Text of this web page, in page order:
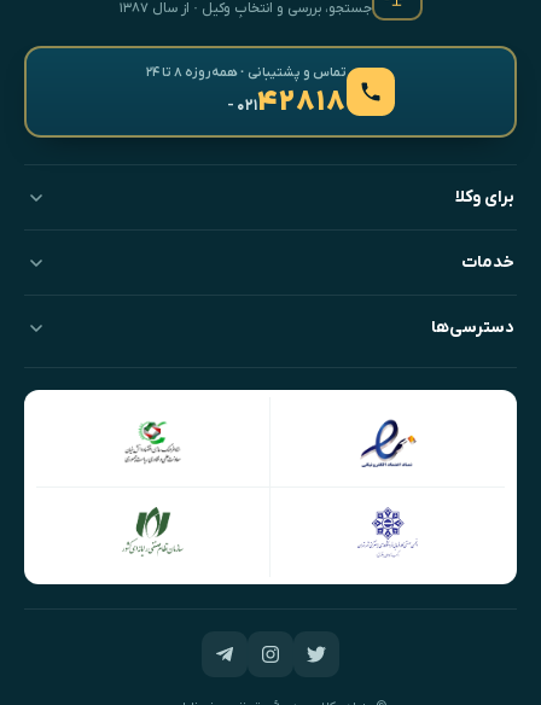
جستجو، بررسی و انتخابِ وکیل · از سال ۱۳۸۷
تماس و پشتیبانی · همه‌روزه ۸ تا ۲۴
۴۲۸۱۸- ۰۲۱
برای وکلا
خدمات
دسترسی‌ها